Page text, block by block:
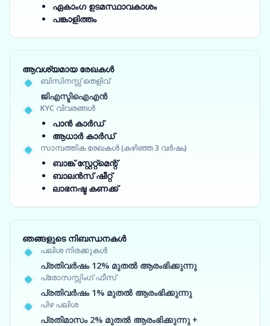
ഏകാംഗ ഉടമസ്ഥാവകാശം
പങ്കാളിത്തം
ആവശ്യമായ രേഖകൾ
ബിസിനസ്സ് തെളിവ്
ജിഎസ്ടിഐഎൻ
KYC വിവരങ്ങൾ
പാൻ കാർഡ്
ആധാർ കാർഡ്
സാമ്പത്തിക രേഖകൾ (കഴിഞ്ഞ 3 വർഷം)
ബാങ്ക് സ്റ്റേറ്റ്‌മെന്റ്
ബാലൻസ് ഷീറ്റ്
ലാഭനഷ്ട കണക്ക്
ഞങ്ങളുടെ നിബന്ധനകൾ
പലിശ നിരക്കുകൾ
പ്രതിവർഷം 12% മുതൽ ആരംഭിക്കുന്നു
പ്രോസസ്സിംഗ് ഫീസ്
പ്രതിവർഷം 1% മുതൽ ആരംഭിക്കുന്നു
പിഴ പലിശ
പ്രതിമാസം 2% മുതൽ ആരംഭിക്കുന്നു +